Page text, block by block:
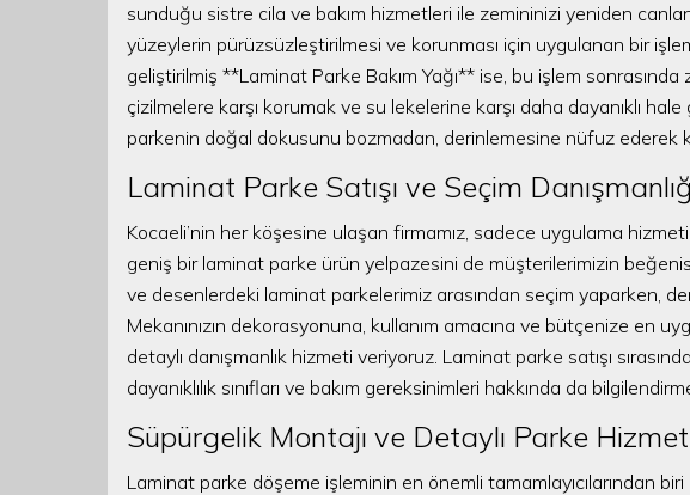
sunduğu sistre cila ve bakım hizmetleri ile zemininizi yeniden
yüzeylerin pürüzsüzleştirilmesi ve korunması için uygulanan bir
geliştirilmiş **Laminat Parke Bakım Yağı** ise, bu işlem sonrasında
çizilmelere karşı korumak ve su lekelerine karşı daha dayanıklı hale
parkenin doğal dokusunu bozmadan, derinlemesine nüfuz ederek
Laminat Parke Satışı ve Seçim
Kocaeli’nin her köşesine ulaşan firmamız, sadece uygulama
geniş bir laminat parke ürün yelpazesini de müşterilerimizin
ve desenlerdeki laminat parkelerimiz arasından seçim yaparken,
Mekanınızın dekorasyonuna, kullanım amacına ve bütçenize en
detaylı danışmanlık hizmeti veriyoruz. Laminat parke satışı
dayanıklılık sınıfları ve bakım gereksinimleri hakkında da
Süpürgelik Montajı ve Detaylı Parke
Laminat parke döşeme işleminin en önemli tamamlayıcılarından biri